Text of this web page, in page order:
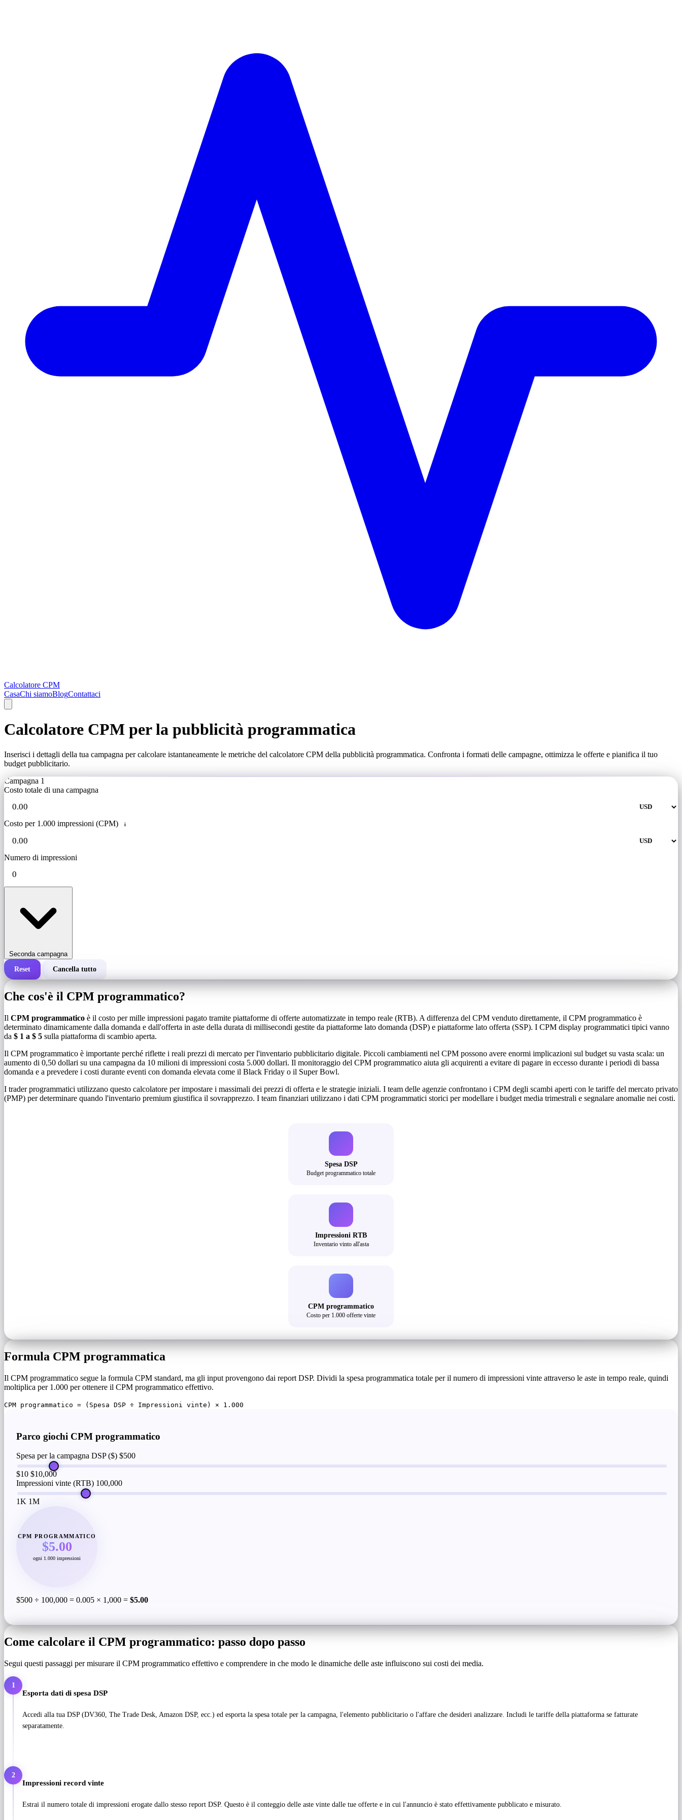
Calcolatore CPM
CasaChi siamoBlogContattaci
Calcolatore CPM per la pubblicità programmatica
Inserisci i dettagli della tua campagna per calcolare istantaneamente le metriche del calcolatore CPM della pubblicità programmatica. Confronta i formati delle campagne, ottimizza le offerte e pianifica il tuo
budget pubblicitario.
Campagna 1
Costo totale di una campagna
Costo per 1.000 impressioni (CPM) i
Numero di impressioni
Seconda campagna
Costo totale di una campagna
Numero di impressioni
Reset Cancella tutto
Che cos'è il CPM programmatico?
Il CPM programmatico è il costo per mille impressioni pagato tramite piattaforme di offerte automatizzate in tempo reale (RTB). A differenza del CPM venduto direttamente, il CPM programmatico è
determinato dinamicamente dalla domanda e dall'offerta in aste della durata di millisecondi gestite da piattaforme lato domanda (DSP) e piattaforme lato offerta (SSP). I CPM display programmatici tipici vanno
da $ 1 a $ 5 sulla piattaforma di scambio aperta.
Il CPM programmatico è importante perché riflette i reali prezzi di mercato per l'inventario pubblicitario digitale. Piccoli cambiamenti nel CPM possono avere enormi implicazioni sul budget su vasta scala: un
aumento di 0,50 dollari su una campagna da 10 milioni di impressioni costa 5.000 dollari. Il monitoraggio del CPM programmatico aiuta gli acquirenti a evitare di pagare in eccesso durante i periodi di bassa
domanda e a prevedere i costi durante eventi con domanda elevata come il Black Friday o il Super Bowl.
I trader programmatici utilizzano questo calcolatore per impostare i massimali dei prezzi di offerta e le strategie iniziali. I team delle agenzie confrontano i CPM degli scambi aperti con le tariffe del mercato privato
(PMP) per determinare quando l'inventario premium giustifica il sovrapprezzo. I team finanziari utilizzano i dati CPM programmatici storici per modellare i budget media trimestrali e segnalare anomalie nei costi.
Spesa DSP
Budget programmatico totale
Impressioni RTB
Inventario vinto all'asta
CPM programmatico
Costo per 1.000 offerte vinte
Formula CPM programmatica
Il CPM programmatico segue la formula CPM standard, ma gli input provengono dai report DSP. Dividi la spesa programmatica totale per il numero di impressioni vinte attraverso le aste in tempo reale, quindi
moltiplica per 1.000 per ottenere il CPM programmatico effettivo.
CPM programmatico = (Spesa DSP ÷ Impressioni vinte) × 1.000
Parco giochi CPM programmatico
Spesa per la campagna DSP ($) $500
$10 $10,000
Impressioni vinte (RTB) 100,000
1K 1M
CPM PROGRAMMATICO
$5.00
ogni 1.000 impressioni
$500 ÷ 100,000 = 0.005 × 1,000 = $5.00
Come calcolare il CPM programmatico: passo dopo passo
Segui questi passaggi per misurare il CPM programmatico effettivo e comprendere in che modo le dinamiche delle aste influiscono sui costi dei media.
1
Esporta dati di spesa DSP
Accedi alla tua DSP (DV360, The Trade Desk, Amazon DSP, ecc.) ed esporta la spesa totale per la campagna, l'elemento pubblicitario o l'affare che desideri analizzare. Includi le tariffe della piattaforma se fatturate
separatamente.
2
Impressioni record vinte
Estrai il numero totale di impressioni erogate dallo stesso report DSP. Questo è il conteggio delle aste vinte dalle tue offerte e in cui l'annuncio è stato effettivamente pubblicato e misurato.